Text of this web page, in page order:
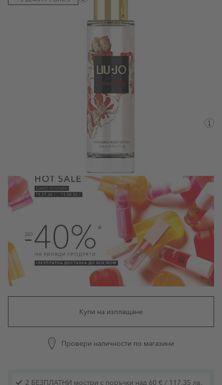
ЕЛЕГАНТНОСТ. ЧУВСТВЕНОСТ. ТОПЛИНА
15,75 € /30,80 лв.
понеделник, 10 август - вторник, 11
Купи на изплащане
Провери наличности по магазини
2 БЕЗПЛАТНИ мостри с поръчки над 60 € / 117.35 лв.